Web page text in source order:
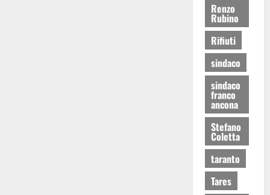
Renzo
Rubino
Rifiuti
sindaco
sindaco
franco
ancona
Stefano
Coletta
taranto
Tares